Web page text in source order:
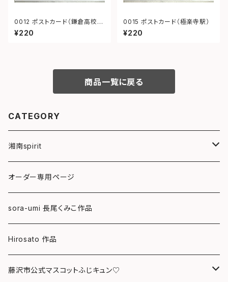
0012 ポストカード（鎌倉高校前
夕景）
¥220
0015 ポストカード（極楽寺駅）
¥220
商品一覧に戻る
CATEGORY
湘南spirit
ポストカード
グリーティングカード
クリアファイル
マグカップ
オーダー専用ページ
sora-umi 長尾くみこ作品
Hirosato 作品
藤沢市公式マスコットふじキュン♡